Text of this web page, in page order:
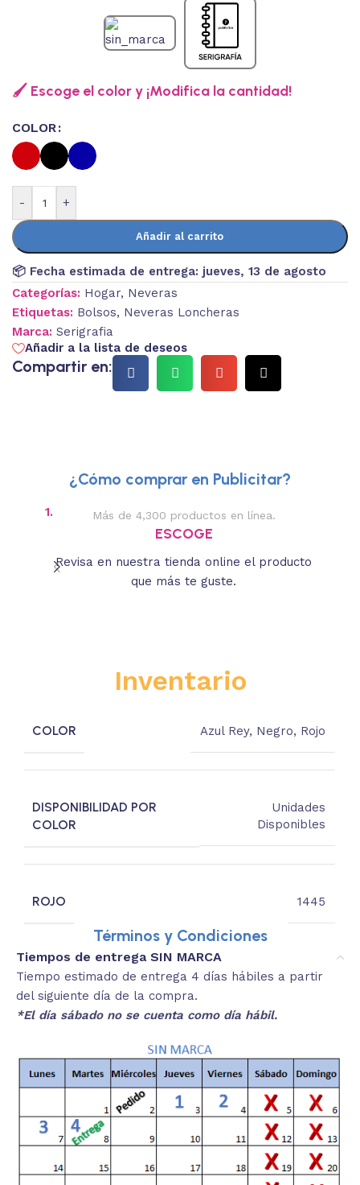
🖌️ Escoge el color y ¡Modifica la cantidad!
COLOR
- +
Añadir al carrito
📦 Fecha estimada de entrega: jueves, 13 de agosto
Categorías: Hogar, Neveras
Etiquetas: Bolsos, Neveras Loncheras
Marca: Serigrafia
Añadir a la lista de deseos
Compartir en:
¿Cómo comprar en Publicitar?
1. Más de 4,300 productos en línea.
ESCOGE
Revisa en nuestra tienda online el producto
que más te guste.
Inventario
COLOR Azul Rey, Negro, Rojo
DISPONIBILIDAD POR
COLOR
Unidades
Disponibles
ROJO 1445
Términos y Condiciones
Tiempos de entrega SIN MARCA
Tiempo estimado de entrega 4 días hábiles a partir
del siguiente día de la compra.
*El día sábado no se cuenta como día hábil.